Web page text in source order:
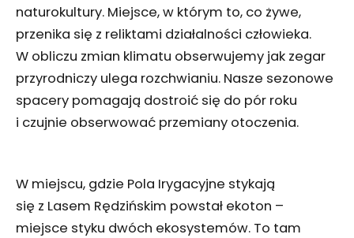
naturokultury. Miejsce, w którym to, co żywe,
przenika się z reliktami działalności człowieka.
W obliczu zmian klimatu obserwujemy jak zegar
przyrodniczy ulega rozchwianiu. Nasze sezonowe
spacery pomagają dostroić się do pór roku
i czujnie obserwować przemiany otoczenia.
W miejscu, gdzie Pola Irygacyjne stykają
się z Lasem Rędzińskim powstał ekoton –
miejsce styku dwóch ekosystemów. To tam